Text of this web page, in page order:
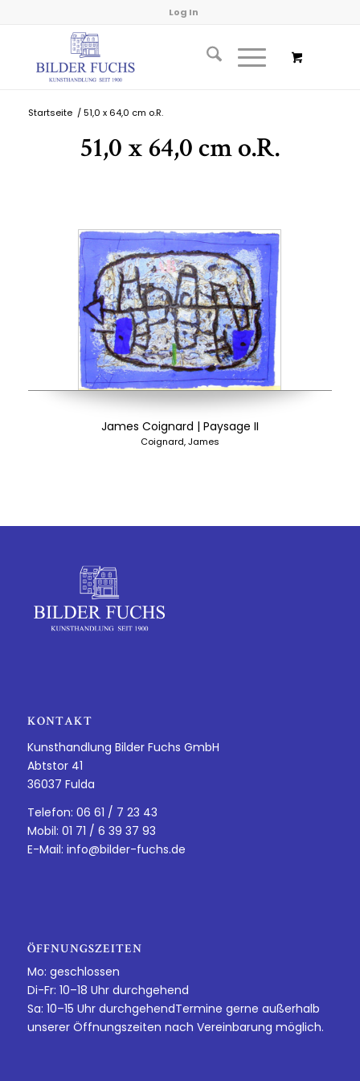
Log In
Startseite / 51,0 x 64,0 cm o.R.
51,0 x 64,0 cm o.R.
James Coignard | Paysage II
Coignard, James
KONTAKT
Kunsthandlung Bilder Fuchs GmbH
Abtstor 41
36037 Fulda
Telefon: 06 61 / 7 23 43
Mobil: 01 71 / 6 39 37 93
E-Mail: info@bilder-fuchs.de
ÖFFNUNGSZEITEN
Mo: geschlossen
Di-Fr: 10–18 Uhr durchgehend
Sa: 10–15 Uhr durchgehendTermine gerne außerhalb
unserer Öffnungszeiten nach Vereinbarung möglich.